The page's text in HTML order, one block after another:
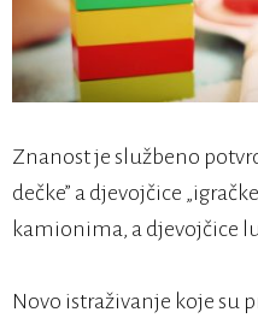
Znanost je službeno
dečke” a djevojčice
kamionima, a djevojčice
Novo istraživanje koje su